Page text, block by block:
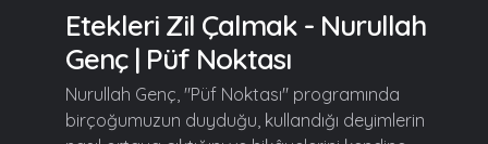
Etekleri Zil Çalmak - Nurullah
Genç | Püf Noktası
Nurullah Genç, "Püf Noktası" programında
birçoğumuzun duyduğu, kullandığı deyimlerin